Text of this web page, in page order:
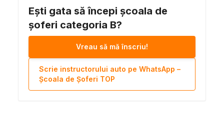
Ești gata să începi școala de
șoferi categoria B?
Vreau să mă înscriu!
Scrie instructorului auto pe WhatsApp –
Școala de Șoferi TOP